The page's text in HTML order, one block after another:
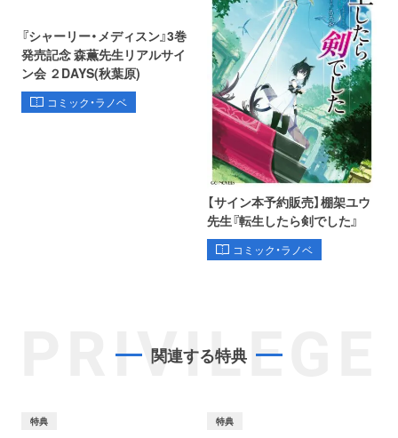
『シャーリー・メディスン』3巻
発売記念 森薫先生リアルサイ
ン会 ２DAYS(秋葉原)
コミック・ラノベ
【サイン本予約販売】棚架ユウ
先生『転生したら剣でした』
コミック・ラノベ
PRIVILEGE
関連する特典
特典 特典